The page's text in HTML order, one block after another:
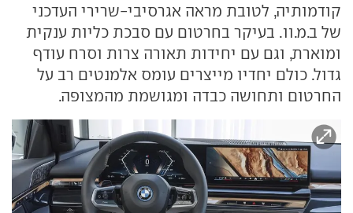
קודמותיה, לטובת מראה אגרסיבי-שרירי העדכני
של ב.מ.וו. בעיקר בחרטום עם סבכת כליות ענקית
ומוארת, וגם עם יחידות תאורה צרות וסרח עודף
גדול. כולם יחדיו מייצרים עומס אלמנטים רב על
החרטום ותחושה כבדה ומגושמת מהמצופה.